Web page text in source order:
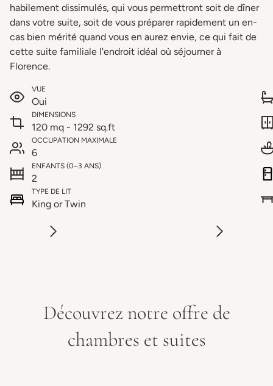
habilement dissimulés, qui vous permettront soit de dîner
dans votre suite, soit de vous préparer rapidement un en-
cas bien mérité quand vous en aurez envie, ce qui fait de
cette suite familiale l'endroit idéal où séjourner à
Florence.
VUE
Oui
DIMENSIONS
120 mq - 1292 sq.ft
OCCUPATION MAXIMALE
6
ENFANTS (0–3 ANS)
2
TYPE DE LIT
King or Twin
Découvrez notre offre de
chambres et suites